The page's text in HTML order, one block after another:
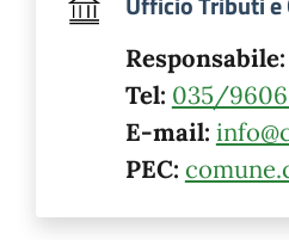
Responsabile:
Tel: 035/
E-mail:
PEC: